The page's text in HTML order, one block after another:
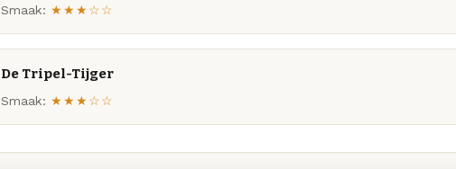
Smaak: ★★★☆☆
De Tripel-Tijger
Smaak: ★★★☆☆